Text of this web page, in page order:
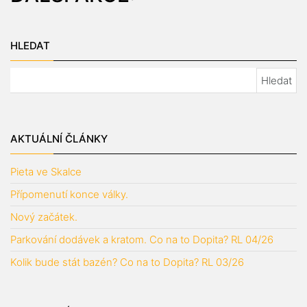
HLEDAT
AKTUÁLNÍ ČLÁNKY
Pieta ve Skalce
Přípomenutí konce války.
Nový začátek.
Parkování dodávek a kratom. Co na to Dopita? RL 04/26
Kolik bude stát bazén? Co na to Dopita? RL 03/26